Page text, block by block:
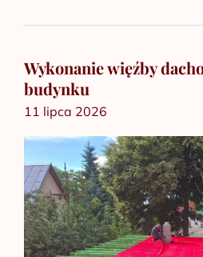
Wykonanie więźby
budynku
11 lipca 2026
Wykonanie
więźby
dachowej
nowego
budynku